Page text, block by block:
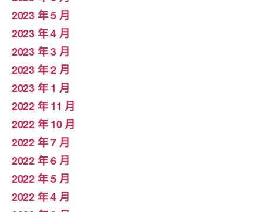
2023 年 5 月
2023 年 4 月
2023 年 3 月
2023 年 2 月
2023 年 1 月
2022 年 11 月
2022 年 10 月
2022 年 7 月
2022 年 6 月
2022 年 5 月
2022 年 4 月